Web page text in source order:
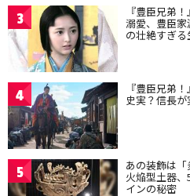
3 『豊臣兄弟
溺愛、豊臣
の壮絶すぎる
4 『豊臣兄弟
史実？信長
5 あの装飾は「
火焔型土器
インの秘密